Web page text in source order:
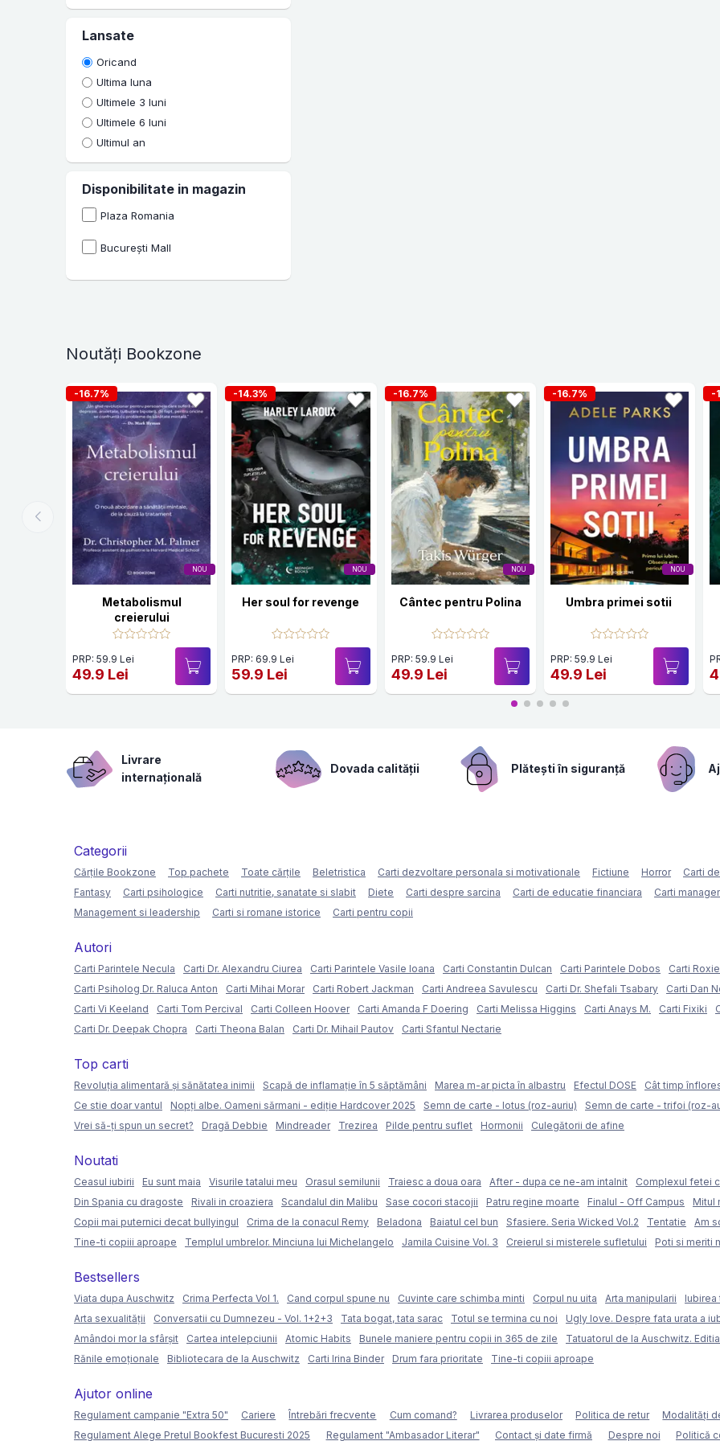
Lansate
Oricand
Ultima luna
Ultimele 3 luni
Ultimele 6 luni
Ultimul an
Disponibilitate in magazin
Plaza Romania
București Mall
Noutăți Bookzone
NOU
-16.7%
Metabolismul
creierului
PRP: 59.9 Lei
49.9 Lei
NOU
-14.3%
Her soul for revenge
PRP: 69.9 Lei
59.9 Lei
NOU
-16.7%
Cântec pentru Polina
PRP: 59.9 Lei
49.9 Lei
NOU
-16.7%
Umbra primei sotii
PRP: 59.9 Lei
49.9 Lei
-
Livrare
internațională
Dovada calității Plătești în siguranță
Categorii
Cărțile Bookzone Top pachete Toate cărțile Beletristica Carti dezvoltare personala si motivationale Fictiune Horror Carti
Fantasy
Carti psihologice Carti nutritie, sanatate si slabit Diete Carti despre sarcina Carti de educatie financiara Carti
Management si leadership
Carti si romane istorice Carti pentru copii
Autori
Carti Parintele Necula Carti Dr. Alexandru Ciurea Carti Parintele Vasile Ioana Carti Constantin Dulcan Carti Parintele Dobos Carti
Carti Psiholog Dr. Raluca Anton
Carti Mihai Morar Carti Robert Jackman Carti Andreea Savulescu Carti Dr. Shefali Tsabary Carti Dan
Carti Vi Keeland
Carti Tom Percival Carti Colleen Hoover Carti Amanda F Doering Carti Melissa Higgins Carti Anays M. Carti Fixiki
Carti Dr. Deepak Chopra
Carti Theona Balan Carti Dr. Mihail Pautov Carti Sfantul Nectarie
Top carti
Revoluția alimentară și sănătatea inimii Scapă de inflamație în 5 săptămâni Marea m-ar picta în albastru Efectul DOSE Cât timp
Ce stie doar vantul
Nopți albe. Oameni sărmani - ediție Hardcover 2025 Semn de carte - lotus (roz-auriu) Semn de carte - trifoi (roz-
Vrei să-ți spun un secret?
Dragă Debbie Mindreader Trezirea Pilde pentru suflet Hormonii Culegătorii de afine
Noutati
Ceasul iubirii Eu sunt maia Visurile tatalui meu Orasul semilunii Traiesc a doua oara After - dupa ce ne-am intalnit Complexul fetei
Din Spania cu dragoste
Rivali in croaziera Scandalul din Malibu Sase cocori stacojii Patru regine moarte Finalul - Off Campus Mitul
Copii mai puternici decat bullyingul
Crima de la conacul Remy Beladona Baiatul cel bun Sfasiere. Seria Wicked Vol.2 Tentatie Am
Tine-ti copiii aproape
Templul umbrelor. Minciuna lui Michelangelo Jamila Cuisine Vol. 3 Creierul si misterele sufletului Poti si meriti
Bestsellers
Viata dupa Auschwitz Crima Perfecta Vol 1. Cand corpul spune nu Cuvinte care schimba minti Corpul nu uita Arta manipularii Iubirea
Arta sexualității
Conversatii cu Dumnezeu - Vol. 1+2+3 Tata bogat, tata sarac Totul se termina cu noi Ugly love. Despre fata urata a
Amândoi mor la sfârșit
Cartea intelepciunii Atomic Habits Bunele maniere pentru copii in 365 de zile Tatuatorul de la Auschwitz.
Rănile emoționale
Bibliotecara de la Auschwitz Carti Irina Binder Drum fara prioritate Tine-ti copiii aproape
Ajutor online
Regulament campanie "Extra 50" Cariere Întrebări frecvente Cum comand? Livrarea produselor Politica de retur Modalităţi
Regulament Alege Pretul Bookfest Bucuresti 2025
Regulament "Ambasador Literar" Contact și date firmă Despre noi Politică